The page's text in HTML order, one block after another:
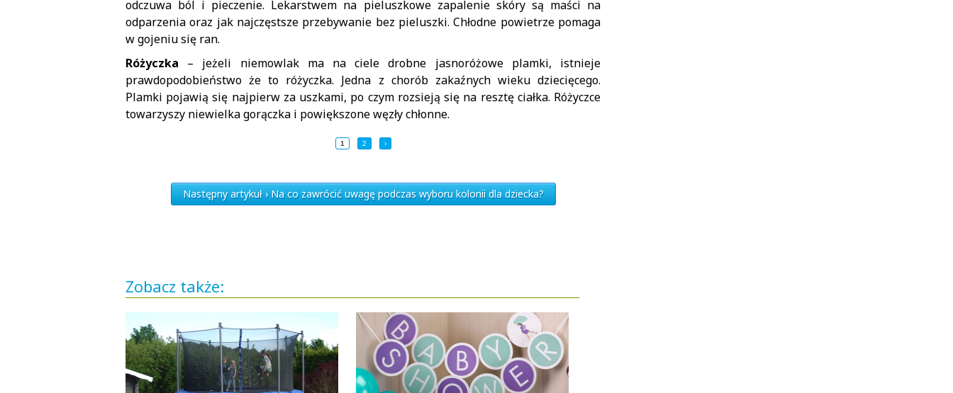
odczuwa ból i pieczenie. Lekarstwem na pieluszkowe zapalenie skóry są maści na
odparzenia oraz jak najczęstsze przebywanie bez pieluszki. Chłodne powietrze pomaga
w gojeniu się ran.
Różyczka – jeżeli niemowlak ma na ciele drobne jasnoróżowe plamki, istnieje
prawdopodobieństwo że to różyczka. Jedna z chorób zakaźnych wieku dziecięcego.
Plamki pojawią się najpierw za uszkami, po czym rozsieją się na resztę ciałka. Różyczce
towarzyszy niewielka gorączka i powiększone węzły chłonne.
1 2 ›
Następny artykuł › Na co zawrócić uwagę podczas wyboru kolonii dla dziecka?
Zobacz także: